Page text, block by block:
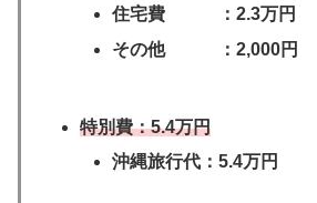
住宅費 ：2.3万円
その他 ：2,000円
特別費：5.4万円
沖縄旅行代：5.4万円